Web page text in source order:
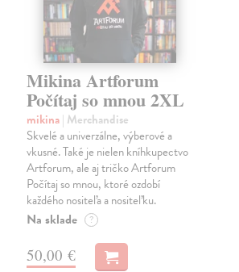
Mikina Artforum
Počítaj so mnou 2XL
mikina| Merchandise
Skvelé a univerzálne, výberové a
vkusné. Také je nielen kníhkupectvo
Artforum, ale aj tričko Artforum
Počítaj so mnou, ktoré ozdobí
každého nositeľa a nositeľku.
Na sklade ?
50,00 €